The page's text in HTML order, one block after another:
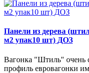
Панели из дерева
м2 упак10 шт) ДОЗ
Вагонка "Штиль" очень
профиль евровагонки